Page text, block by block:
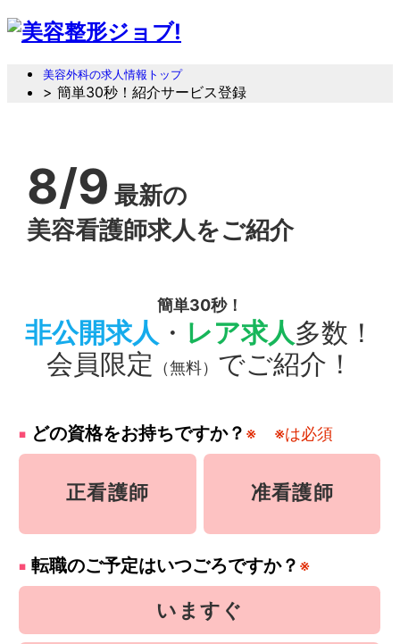
美容外科の求人情報トップ
> 簡単30秒！紹介サービス登録
8/9 最新の
美容看護師求人をご紹介
簡単30秒！
非公開求人 ・ レア求人多数！
会員限定
（無料） でご紹介！
どの資格をお持ちですか？ ※ ※は必須
正看護師 准看護師
転職のご予定はいつごろですか？ ※
いますぐ